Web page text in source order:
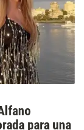
para una